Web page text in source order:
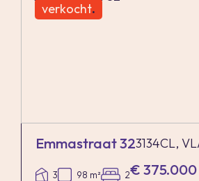
verkocht.
Emmastraat 323134CL,
3 98 m² 2€ 375.000